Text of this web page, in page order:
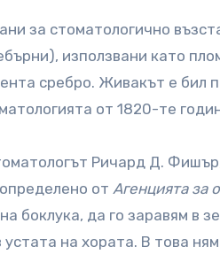
за стоматологично
използвани като
сребро. Живакът е бил
от 1820-те
Ричард Д.
от Агенцията за
боклука, да го заравям в
на хората. В това